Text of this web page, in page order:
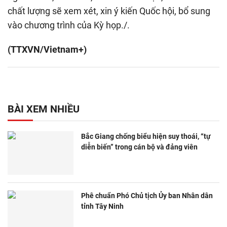
chất lượng sẽ xem xét, xin ý kiến Quốc hội, bổ sung
vào chương trình của Kỳ họp./.
(TTXVN/Vietnam+)
BÀI XEM NHIỀU
Bắc Giang chống biểu hiện suy thoái, “tự
diễn biến” trong cán bộ và đảng viên
Phê chuẩn Phó Chủ tịch Ủy ban Nhân dân
tỉnh Tây Ninh